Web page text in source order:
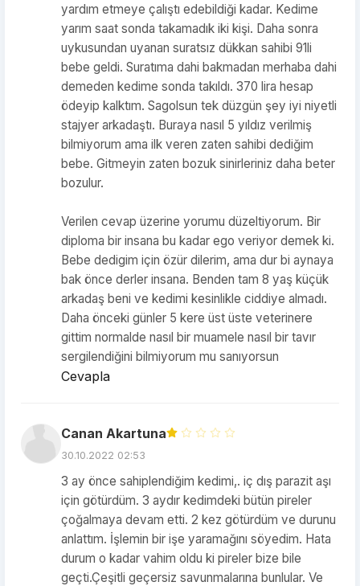
yardım etmeye çalıştı edebildiği kadar. Kedime
yarım saat sonda takamadık iki kişi. Daha sonra
uykusundan uyanan suratsız dükkan sahibi 91li
bebe geldi. Suratıma dahi bakmadan merhaba dahi
demeden kedime sonda takıldı. 370 lira hesap
ödeyip kalktım. Sagolsun tek düzgün şey iyi niyetli
stajyer arkadaştı. Buraya nasıl 5 yıldız verilmiş
bilmiyorum ama ilk veren zaten sahibi dediğim
bebe. Gitmeyin zaten bozuk sinirleriniz daha beter
bozulur.
Verilen cevap üzerine yorumu düzeltiyorum. Bir
diploma bir insana bu kadar ego veriyor demek ki.
Bebe dedigim için özür dilerim, ama dur bi aynaya
bak önce derler insana. Benden tam 8 yaş küçük
arkadaş beni ve kedimi kesinlikle ciddiye almadı.
Daha önceki günler 5 kere üst üste veterinere
gittim normalde nasıl bir muamele nasıl bir tavır
sergilendiğini bilmiyorum mu sanıyorsun
Cevapla
Canan Akartuna
30.10.2022 02:53
3 ay önce sahiplendiğim kedimi,. iç dış parazit aşı
için götürdüm. 3 aydır kedimdeki bütün pireler
çoğalmaya devam etti. 2 kez götürdüm ve durunu
anlattım. İşlemin bir işe yaramağını söyedim. Hata
durum o kadar vahim oldu ki pireler bize bile
geçti.Çeşitli geçersiz savunmalarına bunlular. Ve